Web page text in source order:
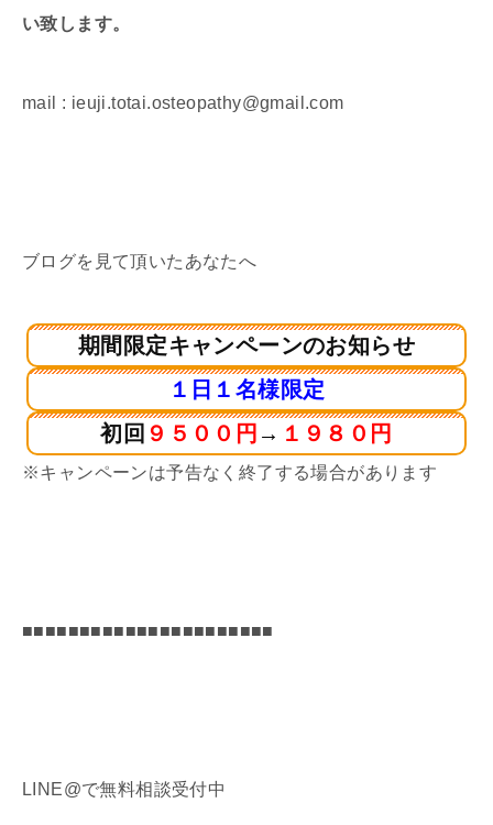
い致します。
mail : ieuji.totai.osteopathy@gmail.com
ブログを見て頂いたあなたへ
期間限定キャンペーンのお知らせ
１日１名様限定
初回 ９５００円 → １９８０円
※キャンペーンは予告なく終了する場合があります
■■■■■■■■■■■■■■■■■■■■■■
LINE@で無料相談受付中